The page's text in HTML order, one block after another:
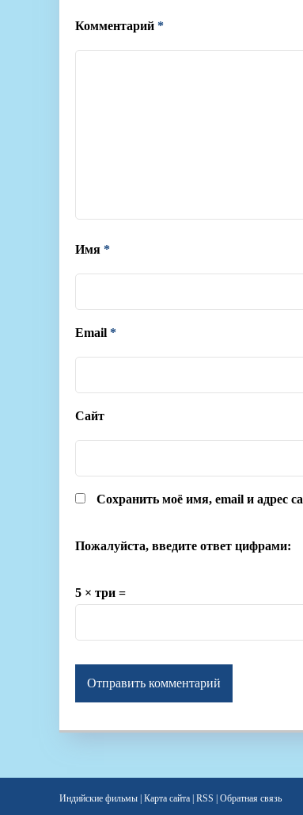
Комментарий *
Имя *
Email *
Сайт
Сохранить моё имя, email и адрес
Пожалуйста, введите ответ цифрами:
5 × три =
Индийские фильмы | Карта сайта | RSS | Обратная связь